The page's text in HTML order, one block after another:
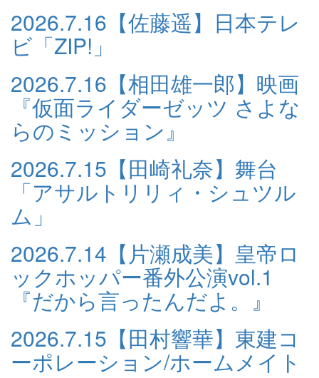
2026.7.16 【佐藤遥】日本テレ
ビ「ZIP!」
2026.7.16 【相田雄一郎】映画
『仮面ライダーゼッツ さよな
らのミッション』
2026.7.15 【田崎礼奈】舞台
「アサルトリリィ・シュツル
ム」
2026.7.14 【片瀬成美】皇帝ロ
ックホッパー番外公演vol.1
『だから言ったんだよ。』
2026.7.15 【田村響華】東建コ
ーポレーション/ホームメイト